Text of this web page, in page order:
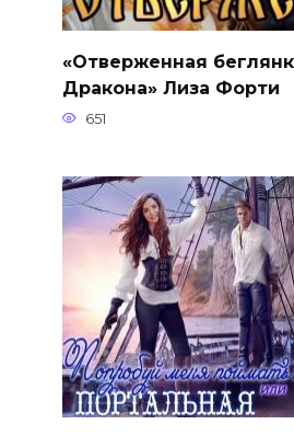
«Отверженная
Дракона» Лиза Форти
651